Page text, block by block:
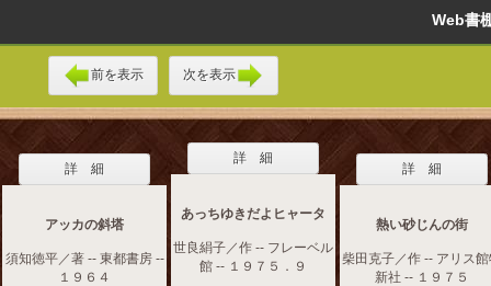
Web
前を表示 次を表示
詳 細
アッカの斜塔
須知徳平／著 -- 東都書房 --
１９６４
詳 細
あっちゆきだよヒャータ
世良絹子／作 -- フレーベル
館 -- １９７５．９
詳 細
熱い砂じんの街
柴田克子／作 -- アリス
新社 -- １９７５